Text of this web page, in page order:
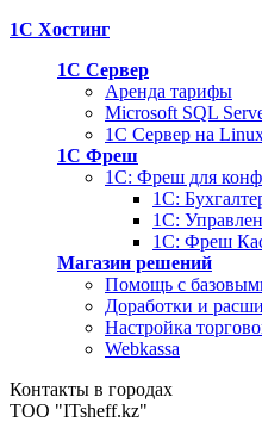
1С Хостинг
1С Сервер
Аренда тарифы
Microsoft SQL
1С Сервер на
1С Фреш
1С: Фреш для
1С:
1С:
1С: Фреш
Магазин решений
Помощь с
Доработки и
Настройка
Webkassa
Контакты в городах
ТОО "ITsheff.kz"